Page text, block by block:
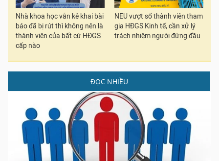
Nhà khoa học vẫn kê khai bài
báo đã bị rút thì không nên là
thành viên của bất cứ HĐGS
cấp nào
NEU vượt số thành viên tham
gia HĐGS Kinh tế, cần xử lý
trách nhiệm người đứng đầu
ĐỌC NHIỀU